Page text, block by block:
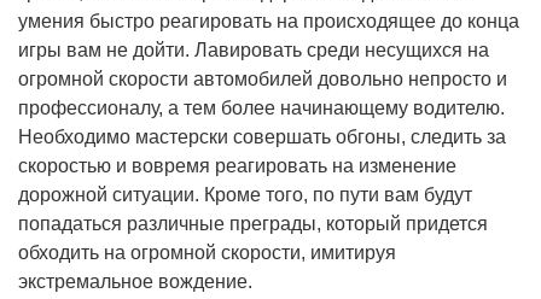
умения быстро реагировать на происходящее до конца
игры вам не дойти. Лавировать среди несущихся на
огромной скорости автомобилей довольно непросто и
профессионалу, а тем более начинающему водителю.
Необходимо мастерски совершать обгоны, следить за
скоростью и вовремя реагировать на изменение
дорожной ситуации. Кроме того, по пути вам будут
попадаться различные преграды, который придется
обходить на огромной скорости, имитируя
экстремальное вождение.